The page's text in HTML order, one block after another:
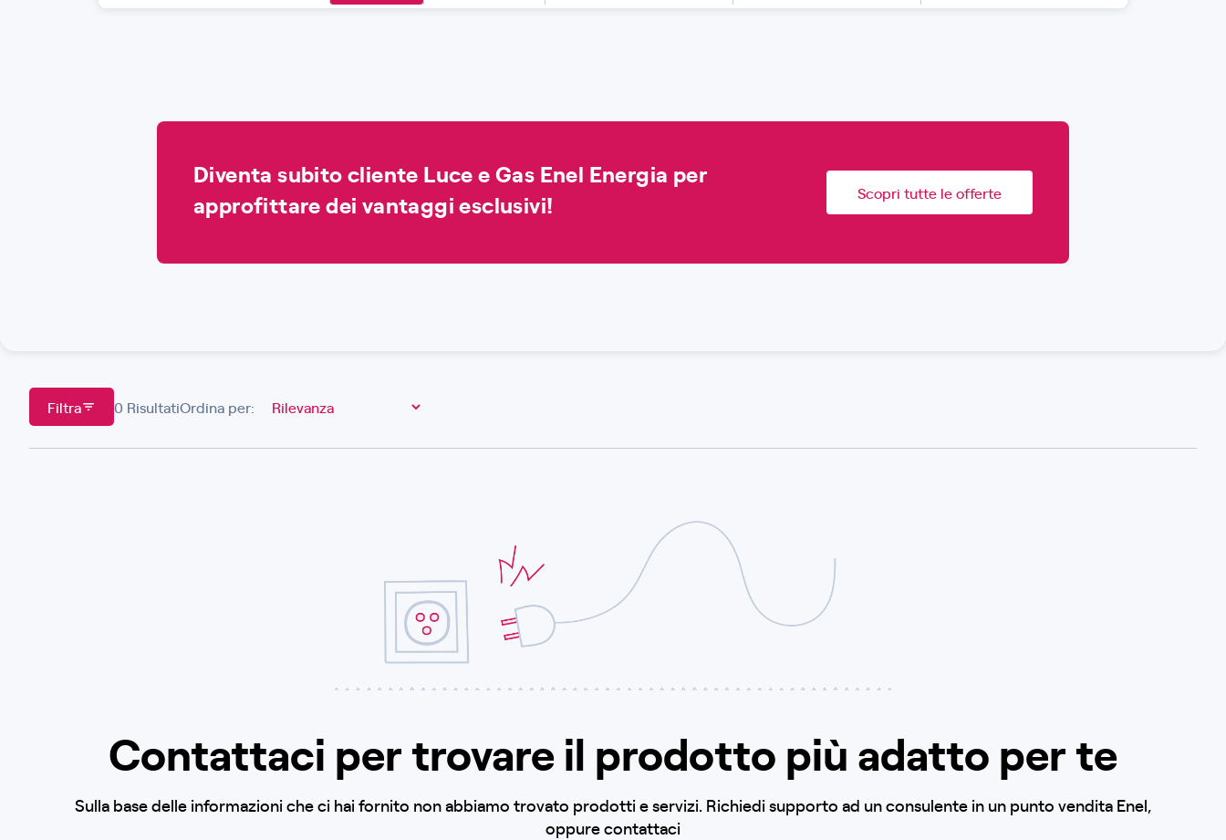
Diventa subito cliente Luce e Gas Enel Energia per
approfittare dei vantaggi esclusivi!
Scopri tutte le offerte
Filtra 0 RisultatiOrdina per:
Contattaci per trovare il prodotto più adatto per te
Sulla base delle informazioni che ci hai fornito non abbiamo trovato prodotti e servizi. Richiedi supporto ad un consulente in un punto vendita Enel,
oppure contattaci